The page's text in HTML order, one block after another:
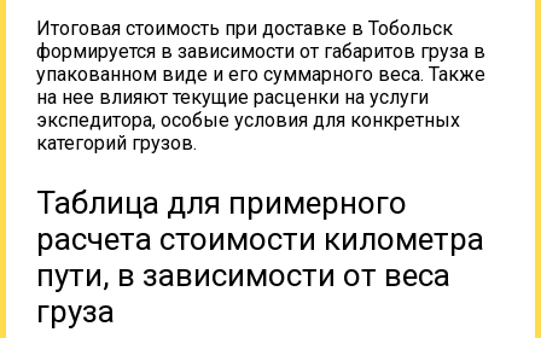
Итоговая стоимость при доставке в Тобольск
формируется в зависимости от габаритов груза в
упакованном виде и его суммарного веса. Также
на нее влияют текущие расценки на услуги
экспедитора, особые условия для конкретных
категорий грузов.
Таблица для примерного
расчета стоимости километра
пути, в зависимости от веса
груза